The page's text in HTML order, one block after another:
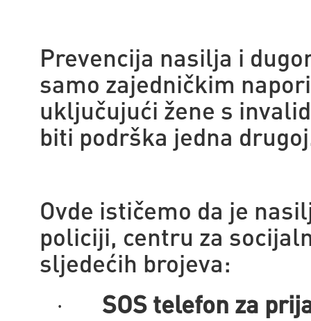
Prevencija nasilja i
samo zajedničkim
uključujući žene s
biti podrška jedna
Ovde ističemo da je
policiji, centru za
sljedećih brojeva:
· SOS telefon za